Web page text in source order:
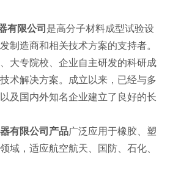
有限公司 是高分子材料成型试验设
制造商和相关技术方案的支持者。
大专院校、企业自主研发的科研成
术解决方案。成立以来，已经与多
及国内外知名企业建立了良好的长
有限公司产品广泛应用于橡胶、塑
域，适应航空航天、国防、石化、